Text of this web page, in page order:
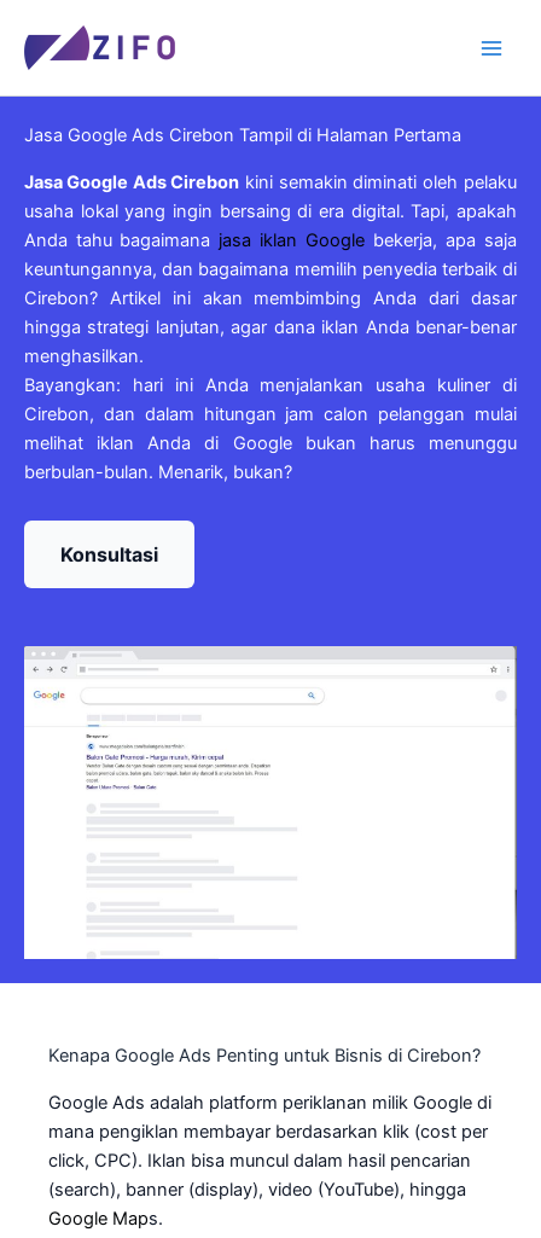
content
Jasa Google Ads Cirebon Tampil di Halaman Pertama
Jasa Google Ads Cirebon kini semakin diminati oleh pelaku
usaha lokal yang ingin bersaing di era digital. Tapi, apakah
Anda tahu bagaimana jasa iklan Google bekerja, apa saja
keuntungannya, dan bagaimana memilih penyedia terbaik di
Cirebon? Artikel ini akan membimbing Anda dari dasar
hingga strategi lanjutan, agar dana iklan Anda benar-benar
menghasilkan.
Bayangkan: hari ini Anda menjalankan usaha kuliner di
Cirebon, dan dalam hitungan jam calon pelanggan mulai
melihat iklan Anda di Google bukan harus menunggu
berbulan-bulan. Menarik, bukan?
Konsultasi
Kenapa Google Ads Penting untuk Bisnis di Cirebon?
Google Ads adalah platform periklanan milik Google di
mana pengiklan membayar berdasarkan klik (cost per
click, CPC). Iklan bisa muncul dalam hasil pencarian
(search), banner (display), video (YouTube), hingga
Google Maps.